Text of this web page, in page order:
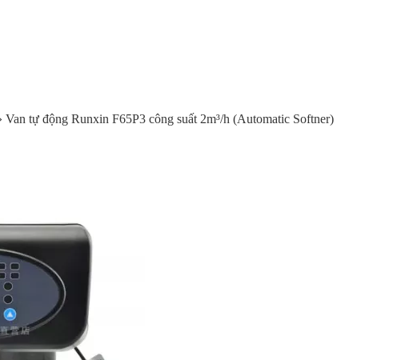
công nghiệp
gia đình
Van tự động Runxin F65P3 công suất 2m³/h (Automatic Softner)